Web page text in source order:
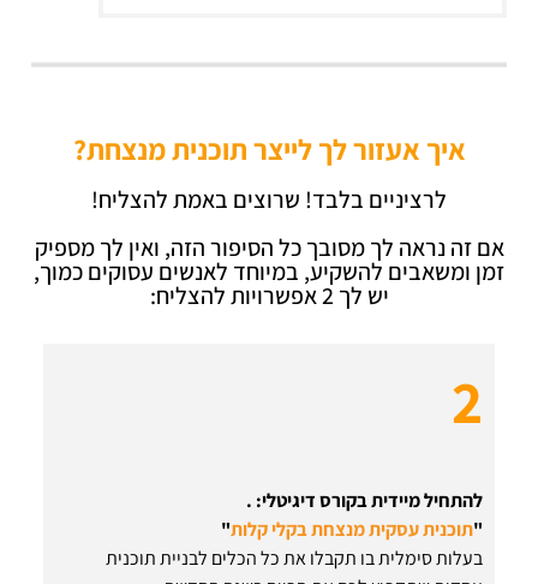
איך אעזור לך לייצר תוכנית מנצחת?
לרציניים בלבד! שרוצים באמת להצליח!
אם זה נראה לך מסובך כל הסיפור הזה, ואין לך מספיק
זמן ומשאבים להשקיע, במיוחד לאנשים עסוקים כמוך,
יש לך 2 אפשרויות להצליח:
2
להתחיל מיידית בקורסדיגיטלי: .
"תוכנית עסקית מנצחת בקלי קלות"
בעלות סימלית בו תקבלו את כל הכלים לבניית תוכנית